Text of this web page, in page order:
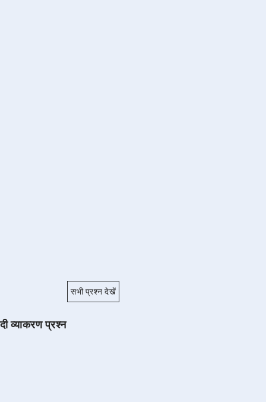
सभी प्रश्न देखें
व्याकरण प्रश्न